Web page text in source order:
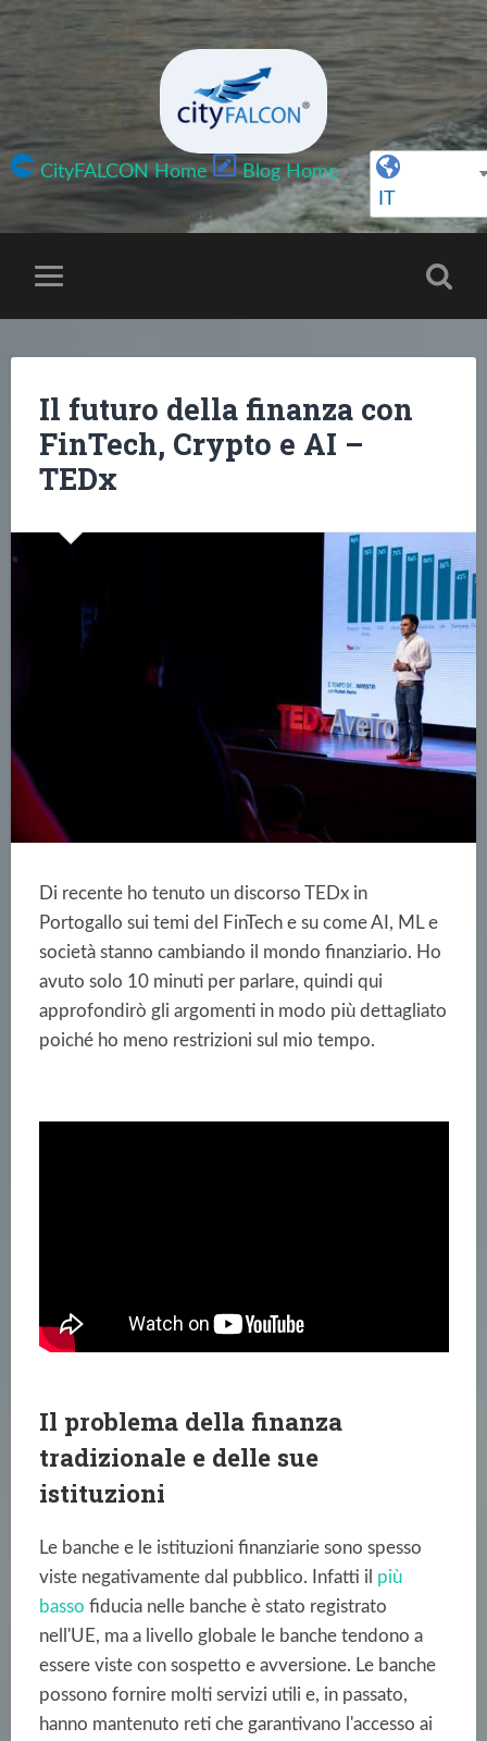
CityFALCON Home
Blog Home
IT
Il futuro della finanza con
FinTech, Crypto e AI –
TEDx
Di recente ho tenuto un discorso TEDx in
Portogallo sui temi del FinTech e su come AI, ML e
società stanno cambiando il mondo finanziario. Ho
avuto solo 10 minuti per parlare, quindi qui
approfondirò gli argomenti in modo più dettagliato
poiché ho meno restrizioni sul mio tempo.
Il problema della finanza
tradizionale e delle sue
istituzioni
Le banche e le istituzioni finanziarie sono spesso
viste negativamente dal pubblico. Infatti il più
basso fiducia nelle banche è stato registrato
nell'UE, ma a livello globale le banche tendono a
essere viste con sospetto e avversione. Le banche
possono fornire molti servizi utili e, in passato,
hanno mantenuto reti che garantivano l'accesso ai